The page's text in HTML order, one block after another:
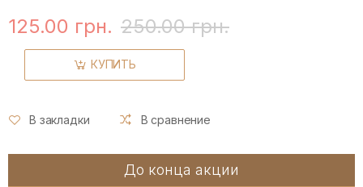
125.00 грн. 250.00 грн.
КУПИТЬ
В закладки В сравнение
До конца акции